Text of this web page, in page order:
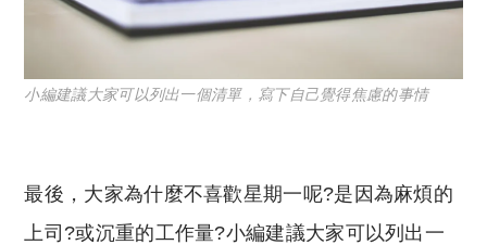
小編建議大家可以列出一個清單，寫下自己覺得焦慮的事情
最後，大家為什麼不喜歡星期一呢?是因為麻煩的
上司?或沉重的工作量?小編建議大家可以列出一